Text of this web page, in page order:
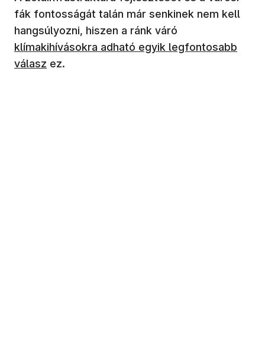
fák fontosságát talán már senkinek nem kell
hangsúlyozni, hiszen a ránk váró
klímakihívásokra adható egyik legfontosabb
válasz ez.